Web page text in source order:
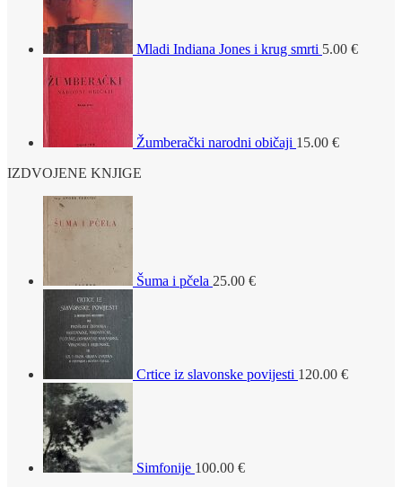
Mladi Indiana Jones i krug smrti 5.00 €
Žumberački narodni običaji 15.00 €
IZDVOJENE KNJIGE
Šuma i pčela 25.00 €
Crtice iz slavonske povijesti 120.00 €
Simfonije 100.00 €